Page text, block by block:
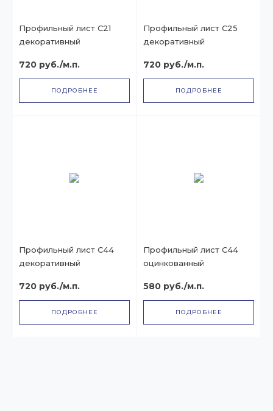
Профильный лист С21
декоративный
720 руб./м.п.
ПОДРОБНЕЕ
Профильный лист С25
декоративный
720 руб./м.п.
ПОДРОБНЕЕ
Профильный лист С44
декоративный
720 руб./м.п.
ПОДРОБНЕЕ
Профильный лист С44
оцинкованный
580 руб./м.п.
ПОДРОБНЕЕ